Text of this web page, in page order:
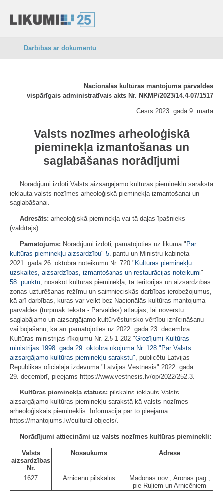
Darbības ar dokumentu
Nacionālās kultūras mantojuma pārvaldes
vispārīgais administratīvais akts Nr. NKMP/2023/14.4-07/1517
Cēsīs 2023. gada 9. martā
Valsts nozīmes arheoloģiskā
pieminekļa izmantošanas un
saglabāšanas norādījumi
Norādījumi izdoti Valsts aizsargājamo kultūras pieminekļu sarakstā
iekļauta valsts nozīmes arheoloģiskā pieminekļa izmantošanai un
saglabāšanai.
Adresāts: arheoloģiskā pieminekļa vai tā daļas īpašnieks
(valdītājs).
Pamatojums: Norādījumi izdoti, pamatojoties uz likuma " Par
kultūras pieminekļu aizsardzību" 5. pantu un Ministru kabineta
2021. gada 26. oktobra noteikumu Nr. 720 " Kultūras pieminekļu
uzskaites, aizsardzības, izmantošanas un restaurācijas noteikumi"
58. punktu, nosakot kultūras pieminekļa, tā teritorijas un aizsardzības
zonas uzturēšanas režīmu un saimnieciskās darbības ierobežojumus,
kā arī darbības, kuras var veikt bez Nacionālās kultūras mantojuma
pārvaldes (turpmāk tekstā - Pārvaldes) atļaujas, lai novērstu
saglabājamo un aizsargājamo kultūrvēsturisko vērtību iznīcināšanu
vai bojāšanu, kā arī pamatojoties uz 2022. gada 23. decembra
Kultūras ministrijas rīkojumu Nr. 2.5-1-202 "Grozījumi Kultūras
ministrijas 1998. gada 29. oktobra rīkojumā Nr. 128 "Par Valsts
aizsargājamo kultūras pieminekļu sarakstu", publicētu Latvijas
Republikas oficiālajā izdevumā "Latvijas Vēstnesis" 2022. gada
29. decembrī, pieejams https://www.vestnesis.lv/op/2022/252.3.
Kultūras pieminekļa statuss: pilskalns iekļauts Valsts
aizsargājamo kultūras pieminekļu sarakstā kā valsts nozīmes
arheoloģiskais piemineklis. Informācija par to pieejama
https://mantojums.lv/cultural-objects/.
Norādījumi attiecināmi uz valsts nozīmes kultūras pieminekli:
Valsts
aizsardzības
Nr.
Nosaukums Adrese
1627 Arnicēnu pilskalns
Madonas nov., Aronas pag.,
pie Ruļiem un Arnicēniem